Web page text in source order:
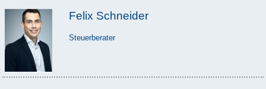
Felix Schneider
Steuerberater